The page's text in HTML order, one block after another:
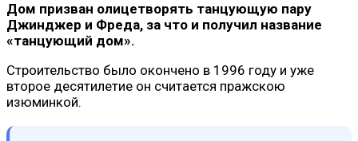
Дом призван олицетворять танцующую пару
Джинджер и Фреда, за что и получил название
«танцующий дом».
Строительство было окончено в 1996 году и уже
второе десятилетие он считается пражскою
изюминкой.